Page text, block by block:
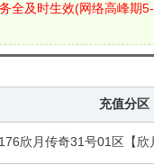
全及时生效(网络高峰期
充值分区
176欣月传奇31号01区【欣